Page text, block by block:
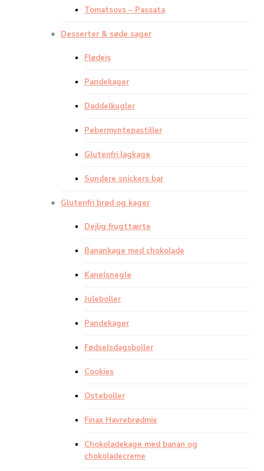
Tomatsovs – Passata
Desserter & søde sager
Flødeis
Pandekager
Daddelkugler
Pebermyntepastiller
Glutenfri lagkage
Sundere snickers bar
Glutenfri brød og kager
Dejlig frugttærte
Banankage med chokolade
Kanelsnegle
Juleboller
Pandekager
Fødselsdagsboller
Cookies
Osteboller
Finax Havrebrødmix
Chokoladekage med banan og
chokoladecreme